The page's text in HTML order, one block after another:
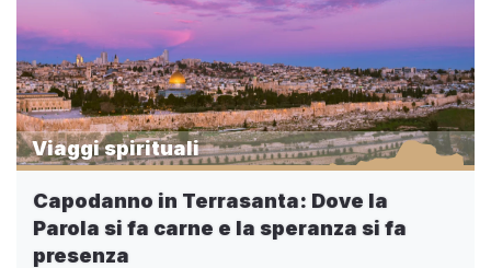
Viaggi spirituali
Capodanno in Terrasanta: Dove la
Parola si fa carne e la speranza si fa
presenza